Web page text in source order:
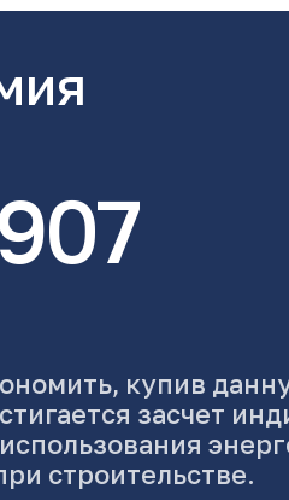
купив
засчет
строительстве.